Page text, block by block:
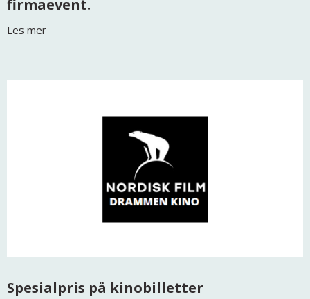
firmaevent.
Les mer
Spesialpris på kinobilletter